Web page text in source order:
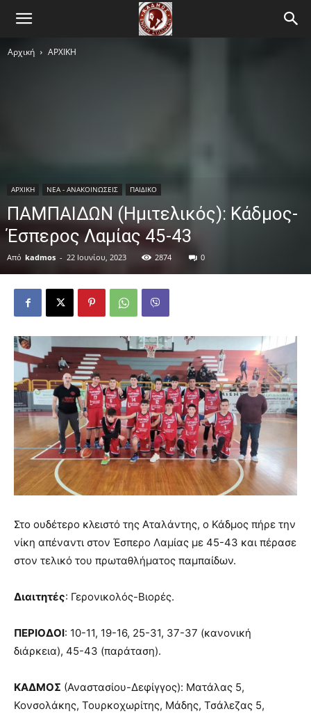
Αρχική ΑΡΧΙΚΗ
ΑΡΧΙΚΗ ΝΕΑ - ΑΝΑΚΟΙΝΩΣΕΙΣ ΠΑΙΔΙΚΟ
ΠΑΜΠΑΙΔΩΝ (Ημιτελικός): Κάδμος-
Έσπερος Λαμίας 45-43
Από kadmos - 22 Ιουνίου, 2023 2874 0
Στο ουδέτερο κλειστό της Αταλάντης, ο Κάδμος πήρε την
νίκη απέναντι στον Έσπερο Λαμίας με 45-43 και πέρασε
στον τελικό του πρωταθλήματος παμπαίδων.
Διαιτητές: Γερονικολός-Βιορές.
ΠΕΡΙΟΔΟΙ: 10-11, 19-16, 25-31, 37-37 (κανονική
διάρκεια), 45-43 (παράταση).
ΚΑΔΜΟΣ (Αναστασίου-Δεφίγγος): Ματάλας 5,
Κονσολάκης, Τουρκοχωρίτης, Μάδης, Τσάλεζας 5,